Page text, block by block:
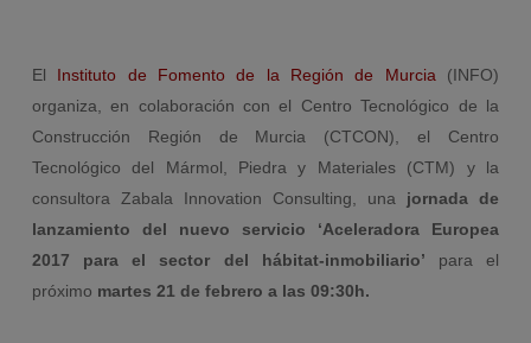
El Instituto de Fomento de la Región de Murcia (INFO)
organiza, en colaboración con el Centro Tecnológico de la
Construcción Región de Murcia (CTCON), el Centro
Tecnológico del Mármol, Piedra y Materiales (CTM) y la
consultora Zabala Innovation Consulting, una jornada de
lanzamiento del nuevo servicio ‘Aceleradora Europea
2017 para el sector del hábitat-inmobiliario’ para el
próximo martes 21 de febrero a las 09:30h.